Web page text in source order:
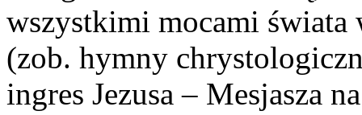
wszystkimi mocami
(zob. hymny
ingres Jezusa – Mesjasza